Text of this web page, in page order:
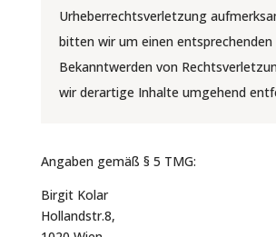
Urheberrechtsverletzung
bitten wir um einen entsprechenden
Bekanntwerden von
wir derartige Inhalte umgehend
Angaben gemäß § 5 TMG:
Birgit Kolar
Hollandstr.8,